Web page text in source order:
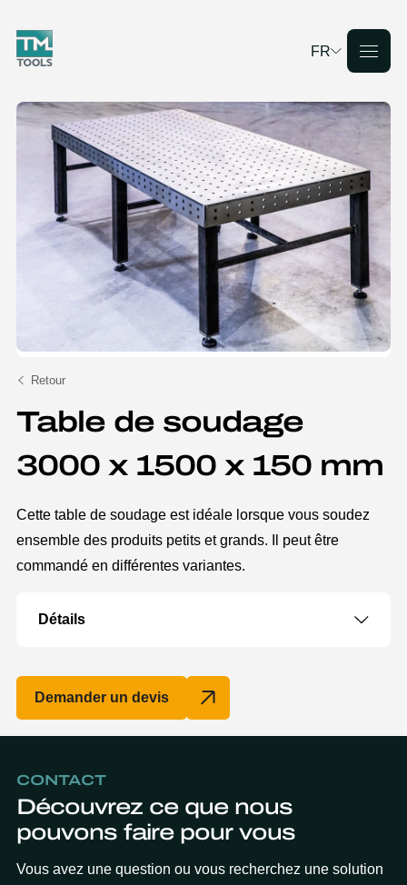
FR
Deutsch
English
Français
Nederlands
Retour
Table de soudage
3000 x 1500 x 150 mm
Cette table de soudage est idéale lorsque vous soudez
ensemble des produits petits et grands. Il peut être
commandé en différentes variantes.
Détails
Demander un devis
CONTACT
Découvrez ce que nous
pouvons faire pour vous
Vous avez une question ou vous recherchez une solution